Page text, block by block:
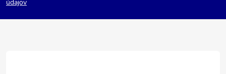
púdajov